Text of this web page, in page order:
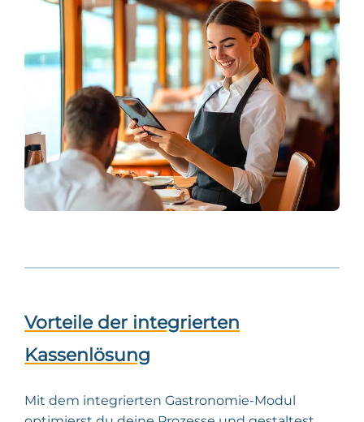
Vorteile der integrierten
Kassenlösung
Mit dem integrierten Gastronomie-Modul